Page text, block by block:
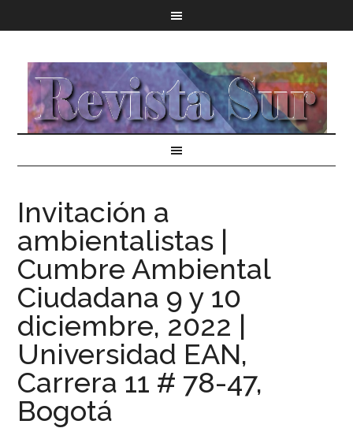
Invitación a
ambientalistas |
Cumbre Ambiental
Ciudadana 9 y 10
diciembre, 2022 |
Universidad EAN,
Carrera 11 # 78-47,
Bogotá